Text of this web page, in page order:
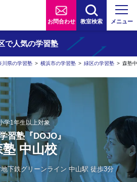
お問合わせ 教室検索 メニュー
で人気の学習塾
川県の学習塾 > 横浜市の学習塾 > 緑区の学習塾 > 森塾
学1年生以上対象
習塾『DOJO』
塾 中山校
下鉄グリーンライン 中山駅 徒歩3分